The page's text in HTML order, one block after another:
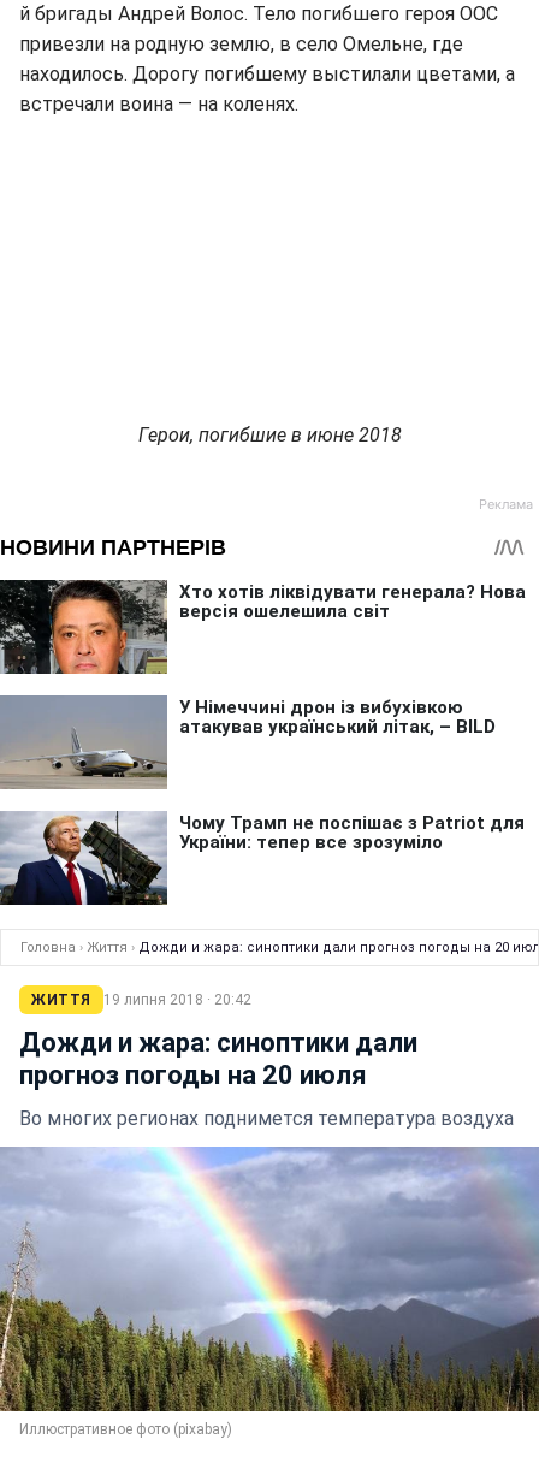
й бригады Андрей Волос. Тело погибшего героя ООС
привезли на родную землю, в село Омельне, где
находилось. Дорогу погибшему выстилали цветами, а
встречали воина — на коленях.
Герои, погибшие в июне 2018
Головна › Життя › Дожди и жара: синоптики дали прогноз погоды на 20
ЖИТТЯ 19 липня 2018 · 20:42
Дожди и жара: синоптики дали
прогноз погоды на 20 июля
Во многих регионах поднимется температура воздуха
Иллюстративное фото (pixabay)